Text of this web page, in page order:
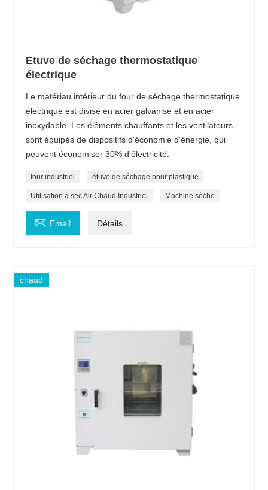
Etuve de séchage thermostatique
électrique
Le matériau intérieur du four de séchage thermostatique
électrique est divisé en acier galvanisé et en acier
inoxydable. Les éléments chauffants et les ventilateurs
sont équipés de dispositifs d'économie d'énergie, qui
peuvent économiser 30% d'électricité.
four industriel étuve de séchage pour plastique
Utilisation à sec Air Chaud Industriel Machine sèche
 Email Détails
chaud